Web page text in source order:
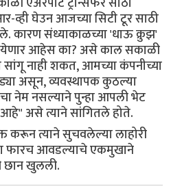
व्ही घेउन आजच्या सिटी टूर साठी
कारण संध्याकाळच्या 'धाऊ क्रुझ'
आहेस का? असे काल सकाळी
सांगू नाही शकत, आमच्या कंपनीच्या
असून, व्यवस्थापक कुठल्या
नेम नसल्याने पुन्हा आपली भेट
असे त्याने सांगितले होते.
करून त्याने सुचवलेल्या लाहोरी
फारच आवडल्याचे एकमुखाने
छान खुलली.